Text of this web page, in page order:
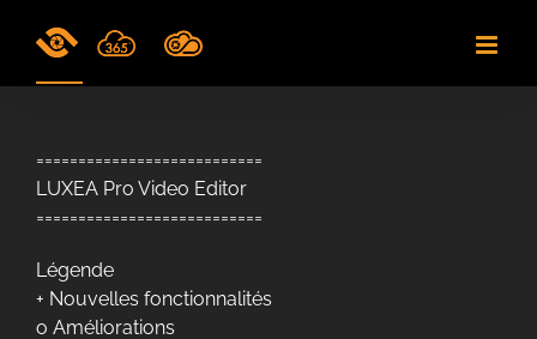
===========================
LUXEA Pro Video Editor
===========================
Légende
+ Nouvelles fonctionnalités
o Améliorations